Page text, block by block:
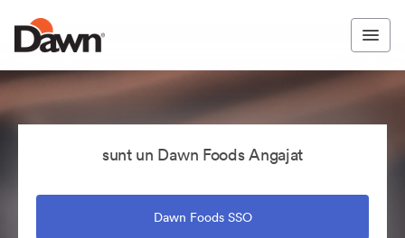
sunt un Dawn Foods Angajat
Dawn Foods SSO